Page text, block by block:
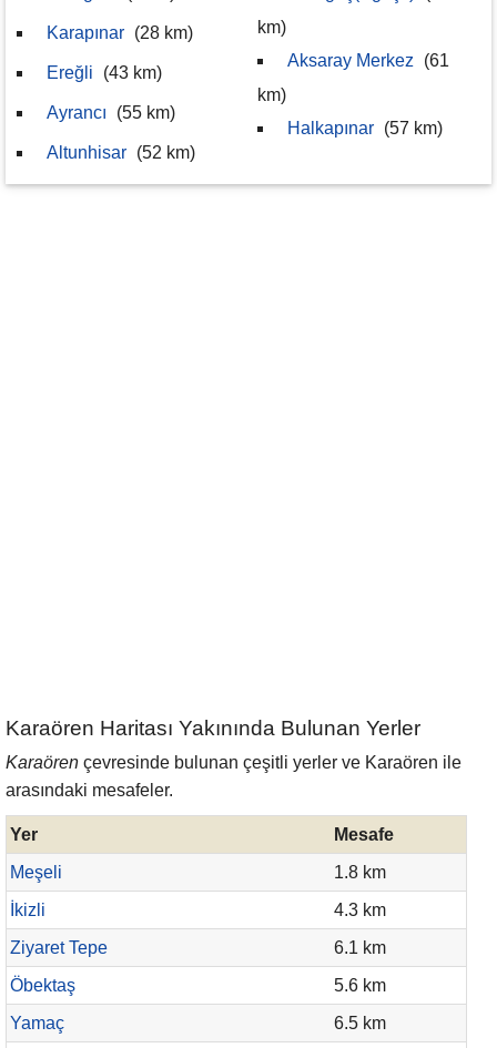
Karapınar (28 km)
Ereğli (43 km)
Ayrancı (55 km)
Altunhisar (52 km)
km)
Aksaray Merkez
(61
km)
Halkapınar (57 km)
Karaören Haritası Yakınında Bulunan Yerler
Karaören çevresinde bulunan çeşitli yerler ve Karaören ile
arasındaki mesafeler.
Yer
Mesafe
Meşeli
1.8 km
İkizli
4.3 km
Ziyaret Tepe
6.1 km
Öbektaş
5.6 km
Yamaç
6.5 km